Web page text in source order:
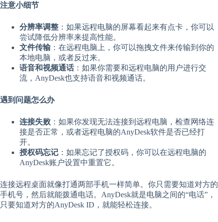
注意小细节
分辨率调整 ：如果远程电脑的屏幕看起来有点卡，你可以
尝试降低分辨率来提高性能。
文件传输：在远程电脑上，你可以拖拽文件来传输到你的
本地电脑，或者反过来。
语音和视频通话：如果你需要和远程电脑的用户进行交
流，AnyDesk也支持语音和视频通话。
遇到问题怎么办
连接失败 ：如果你发现无法连接到远程电脑，检查网络连
接是否正常，或者远程电脑的AnyDesk软件是否已经打
开。
授权码忘记 ：如果忘记了授权码，你可以在远程电脑的
AnyDesk账户设置中重置它。
连接远程桌面就像打通两部手机一样简单。你只需要知道对方的
手机号，然后就能拨通电话。AnyDesk就是电脑之间的“电话”，
只要知道对方的AnyDesk ID，就能轻松连接。